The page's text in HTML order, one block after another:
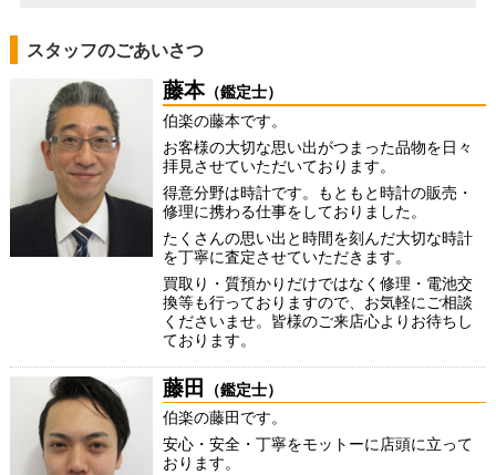
スタッフのごあいさつ
藤本（鑑定士）
伯楽の藤本です。
お客様の大切な思い出がつまった品物を日々
拝見させていただいております。
得意分野は時計です。もともと時計の販売・
修理に携わる仕事をしておりました。
たくさんの思い出と時間を刻んだ大切な時計
を丁寧に査定させていただきます。
買取り・質預かりだけではなく修理・電池交
換等も行っておりますので、お気軽にご相談
くださいませ。皆様のご来店心よりお待ちし
ております。
藤田 （鑑定士）
伯楽の藤田です。
安心・安全・丁寧をモットーに店頭に立って
おります。